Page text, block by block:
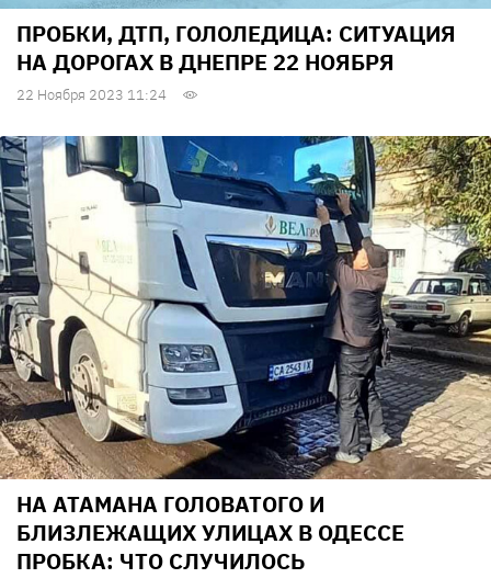
ПРОБКИ, ДТП, ГОЛОЛЕДИЦА: СИТУАЦИЯ
НА ДОРОГАХ В ДНЕПРЕ 22 НОЯБРЯ
22 Ноября 2023 11:24
НА АТАМАНА ГОЛОВАТОГО И
БЛИЗЛЕЖАЩИХ УЛИЦАХ В ОДЕССЕ
ПРОБКА: ЧТО СЛУЧИЛОСЬ